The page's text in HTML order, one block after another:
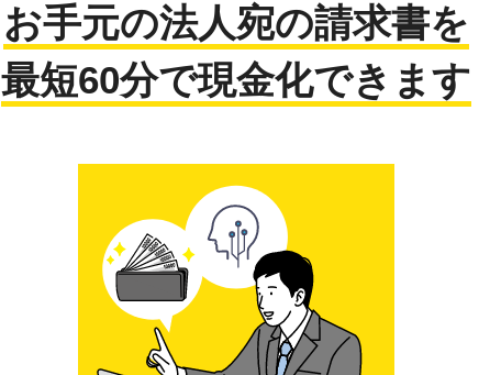
お手元の法人宛の請求書を
最短60分で現金化できます